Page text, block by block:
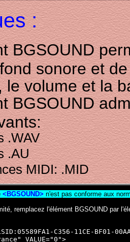
:
BGSOUND
sonore et
le volume et la
BGSOUND
.WAV
.AU
MIDI: .MID
<BGSOUND> n'est pas conforme aux
remplacez l'élément BGSOUND par
C356-11CE-BF01-
VALUE="0">